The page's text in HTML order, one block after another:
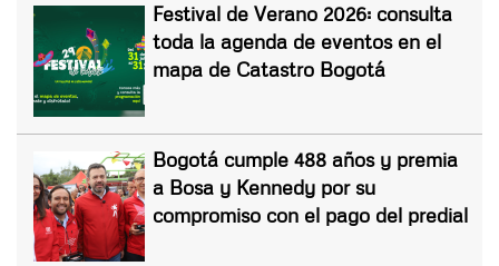
Festival de Verano 2026: consulta
toda la agenda de eventos en el
mapa de Catastro Bogotá
Bogotá cumple 488 años y premia
a Bosa y Kennedy por su
compromiso con el pago del predial